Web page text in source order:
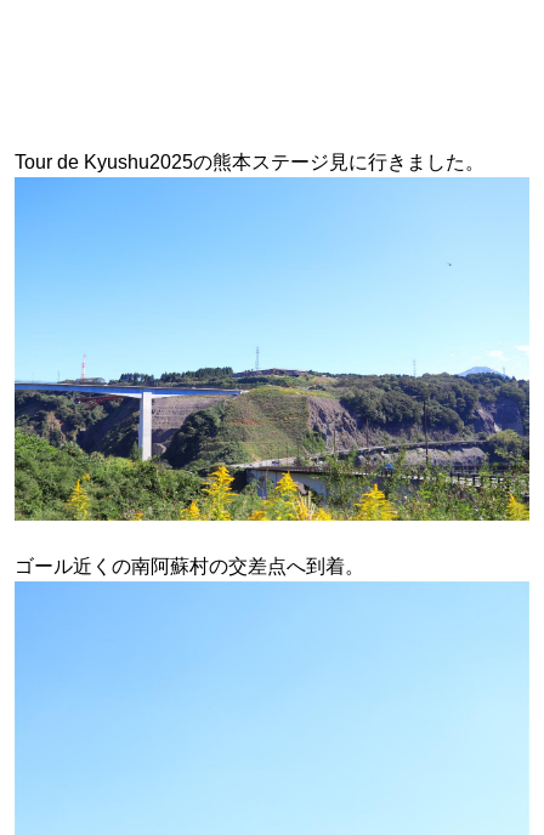
Tour de Kyushu2025の熊本ステージ見に行きました。
ゴール近くの南阿蘇村の交差点へ到着。